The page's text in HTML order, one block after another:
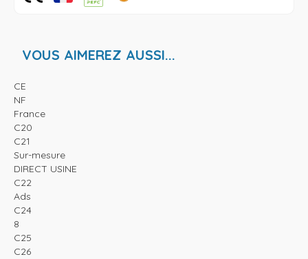
VOUS AIMEREZ AUSSI...
CE
NF
France
C20
C21
Sur-mesure
DIRECT USINE
C22
Ads
C24
8
C25
C26